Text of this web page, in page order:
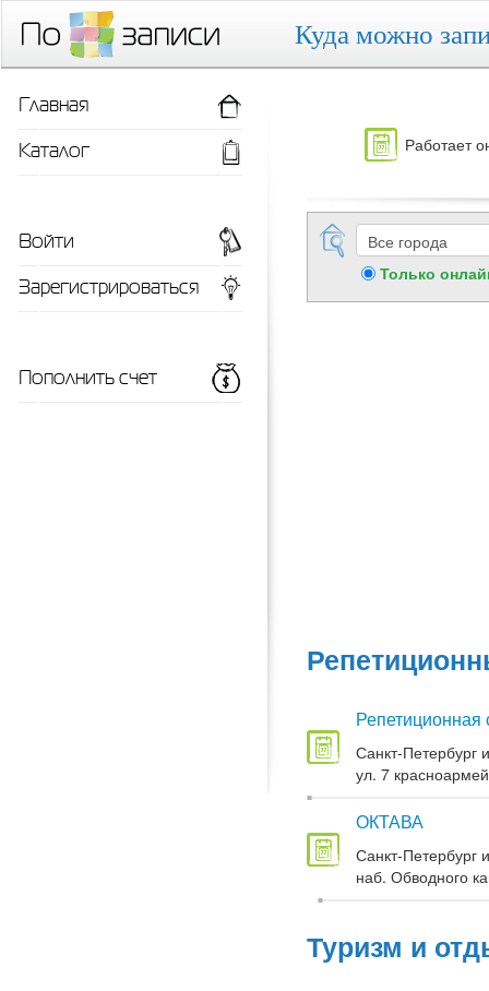
Куда можно
Работает
Только
Репетиционная
Санкт-Петербург
ул. 7
ОКТАВА
Санкт-Петербург
наб. Обводного
Туризм и
Главная
Каталог
Войти
Зарегистрироваться
Пополнить счет